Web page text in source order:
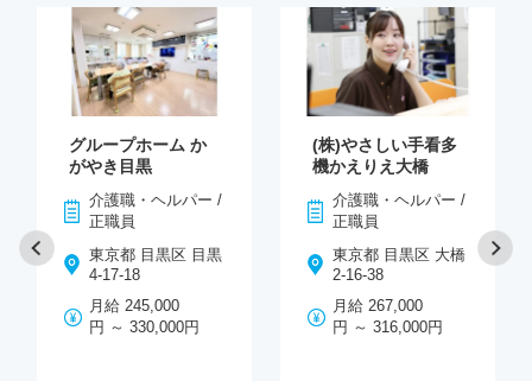
グループホーム か
がやき目黒
介護職・ヘルパー /
正職員
東京都 目黒区 目黒
4-17-18
月給 245,000
円 ～ 330,000円
(株)やさしい手看多
機かえりえ大橋
介護職・ヘルパー /
正職員
東京都 目黒区 大橋
2-16-38
月給 267,000
円 ～ 316,000円